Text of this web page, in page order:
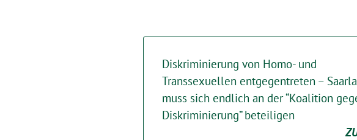
Diskriminierung von Homo- und
Transsexuellen entgegentreten –
muss sich endlich an der “Koalition
Diskriminierung” beteiligen